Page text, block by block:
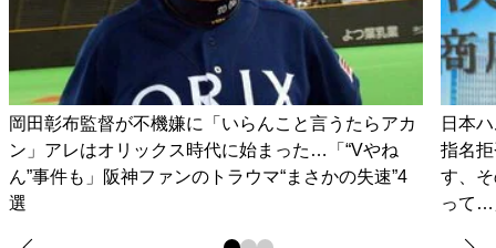
岡田彰布監督が不機嫌に「いらんこと言うたらアカ
ン」アレはオリックス時代に始まった…「“Vやね
ん”事件も」阪神ファンのトラウマ“まさかの失速”4
選
日本
指名
す、
って…